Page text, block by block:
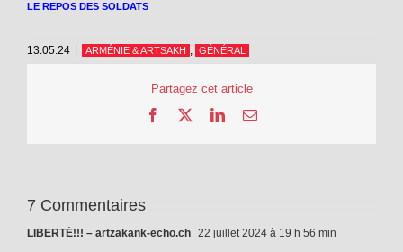
LE REPOS DES SOLDATS
13.05.24 | ARMÉNIE & ARTSAKH , GÉNÉRAL
Partagez cet article
Facebook LinkedInEmail
7 Commentaires
LIBERTÉ!!! – artzakank-echo.ch 22 juillet 2024 à 19 h 56 min